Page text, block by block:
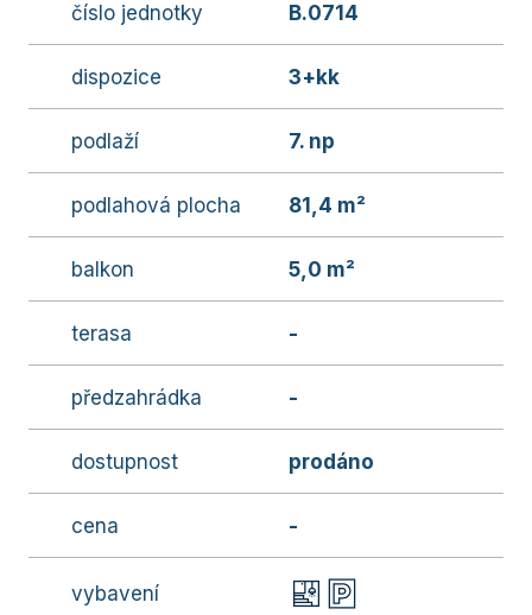
číslo jednotky B.0714
dispozice 3+kk
podlaží 7. np
podlahová plocha 81,4 m²
balkon 5,0 m²
terasa -
předzahrádka -
dostupnost prodáno
cena -
vybavení